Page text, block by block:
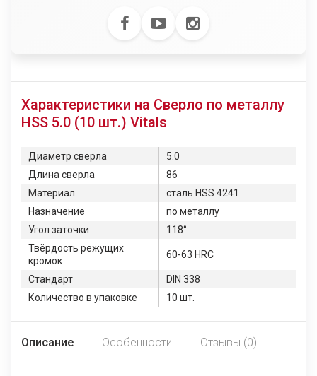
Характеристики на Сверло по металлу
HSS 5.0 (10 шт.) Vitals
Диаметр сверла
5.0
Длина сверла
86
Материал
сталь HSS 4241
Назначение
по металлу
Угол заточки
118°
Твёрдость режущих
кромок
60-63 HRC
Стандарт
DIN 338
Количество в упаковке
10 шт.
Описание Особенности Отзывы (0)